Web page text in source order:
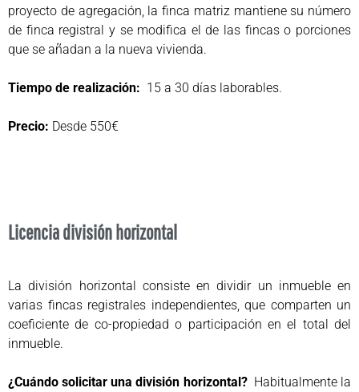
proyecto de agregación, la finca matriz mantiene su número
de finca registral y se modifica el de las fincas o porciones
que se añadan a la nueva vivienda.
Tiempo de realización: 15 a 30 días laborables.
Precio: Desde 550€
Licencia división horizontal
La división horizontal consiste en dividir un inmueble en
varias fincas registrales independientes, que comparten un
coeficiente de co-propiedad o participación en el total del
inmueble.
¿Cuándo solicitar una división horizontal?Habitualmente la